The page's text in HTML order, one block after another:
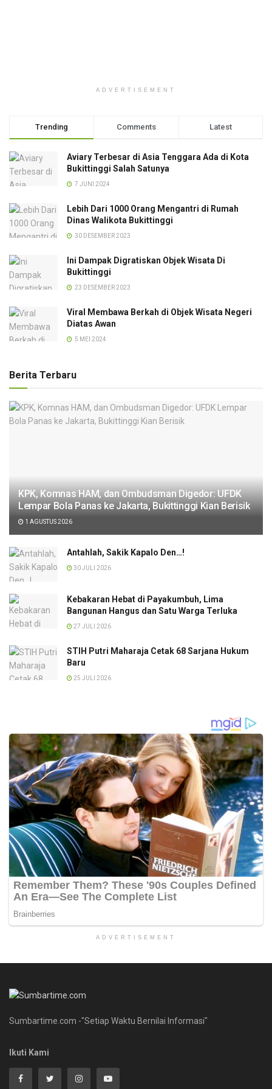
ADVERTISEMENT
Trending Comments Latest
Aviary Terbesar di Asia Tenggara Ada di Kota
Bukittinggi Salah Satunya
7 JUNI 2024
Lebih Dari 1000 Orang Mengantri di Rumah
Dinas Walikota Bukittinggi
30 DESEMBER 2023
Ini Dampak Digratiskan Objek Wisata Di
Bukittinggi
23 DESEMBER 2023
Viral Membawa Berkah di Objek Wisata Negeri
Diatas Awan
5 MEI 2024
Berita Terbaru
KPK, Komnas HAM, dan Ombudsman Digedor: UFDK
Lempar Bola Panas ke Jakarta, Bukittinggi Kian Berisik
1 AGUSTUS 2026
Antahlah, Sakik Kapalo Den…!
30 JULI 2026
Kebakaran Hebat di Payakumbuh, Lima
Bangunan Hangus dan Satu Warga Terluka
27 JULI 2026
STIH Putri Maharaja Cetak 68 Sarjana Hukum
Baru
25 JULI 2026
ADVERTISEMENT
Sumbartime.com -"Setiap Waktu Bernilai Informasi"
Ikuti Kami